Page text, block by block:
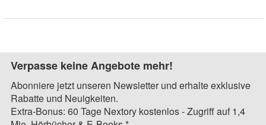
Verpasse keine Angebote mehr!
Abonniere jetzt unseren Newsletter und erhalte exklusive
Rabatte und Neuigkeiten.
Extra-Bonus: 60 Tage Nextory kostenlos - Zugriff auf 1,4